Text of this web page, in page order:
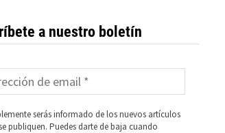
a nuestro boletín
serás informado de los nuevos artículos
publiquen. Puedes darte de baja cuando